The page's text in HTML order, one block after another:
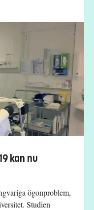
kan nu
ögonproblem,
Studien